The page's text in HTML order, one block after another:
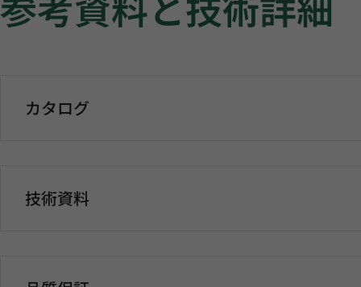
カタログ
技術資料